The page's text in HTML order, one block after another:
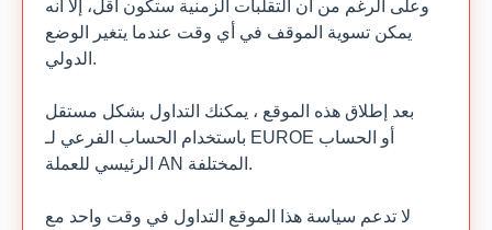
وعلى الرغم من أن التقلبات الزمنية ستكون أقل، إلا أنه
يمكن تسوية الموقف في أي وقت عندما يتغير الوضع
الدولي.
بعد إطلاق هذه الموقع ، يمكنك التداول بشكل مستقل
باستخدام الحساب الفرعي لـ EUROE أو الحساب
الرئيسي للعملة AN المختلفة.
لا تدعم سياسة هذا الموقع التداول في وقت واحد مع